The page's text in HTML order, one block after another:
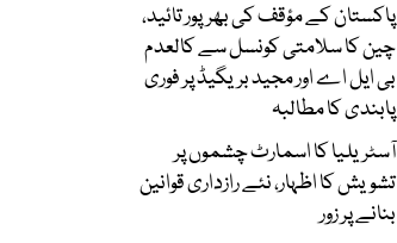
پاکستان کے مؤقف کی بھرپور تائید،
چین کا سلامتی کونسل سے کالعدم
بی ایل اے اور مجید بریگیڈ پر فوری
پابندی کا مطالبہ
آسٹریلیا کا اسمارٹ چشموں پر
تشویش کا اظہار، نئے رازداری قوانین
بنانے پر زور